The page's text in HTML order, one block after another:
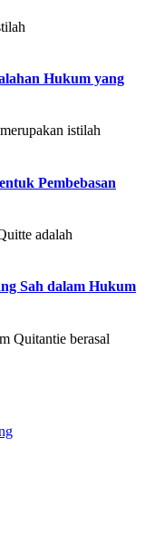
Hukum yang
istilah
Pembebasan
adalah
Sah dalam Hukum
Quitantie berasal